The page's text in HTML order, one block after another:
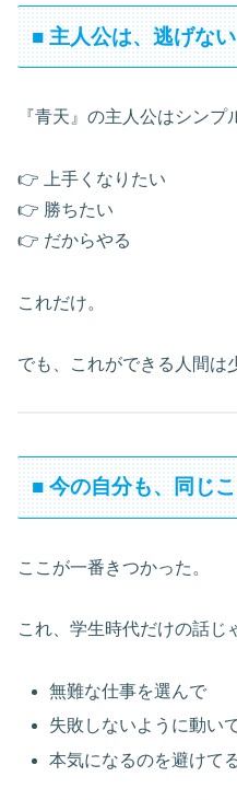
■ 主人公は、逃げない
『青天』の主人公はシンプ
👉 上手くなりたい
👉 勝ちたい
👉 だからやる
これだけ。
でも、これができる人間は
■ 今の自分も、同じ
ここが一番きつかった。
これ、学生時代だけの話じ
無難な仕事を選んで
失敗しないように動い
本気になるのを避けて